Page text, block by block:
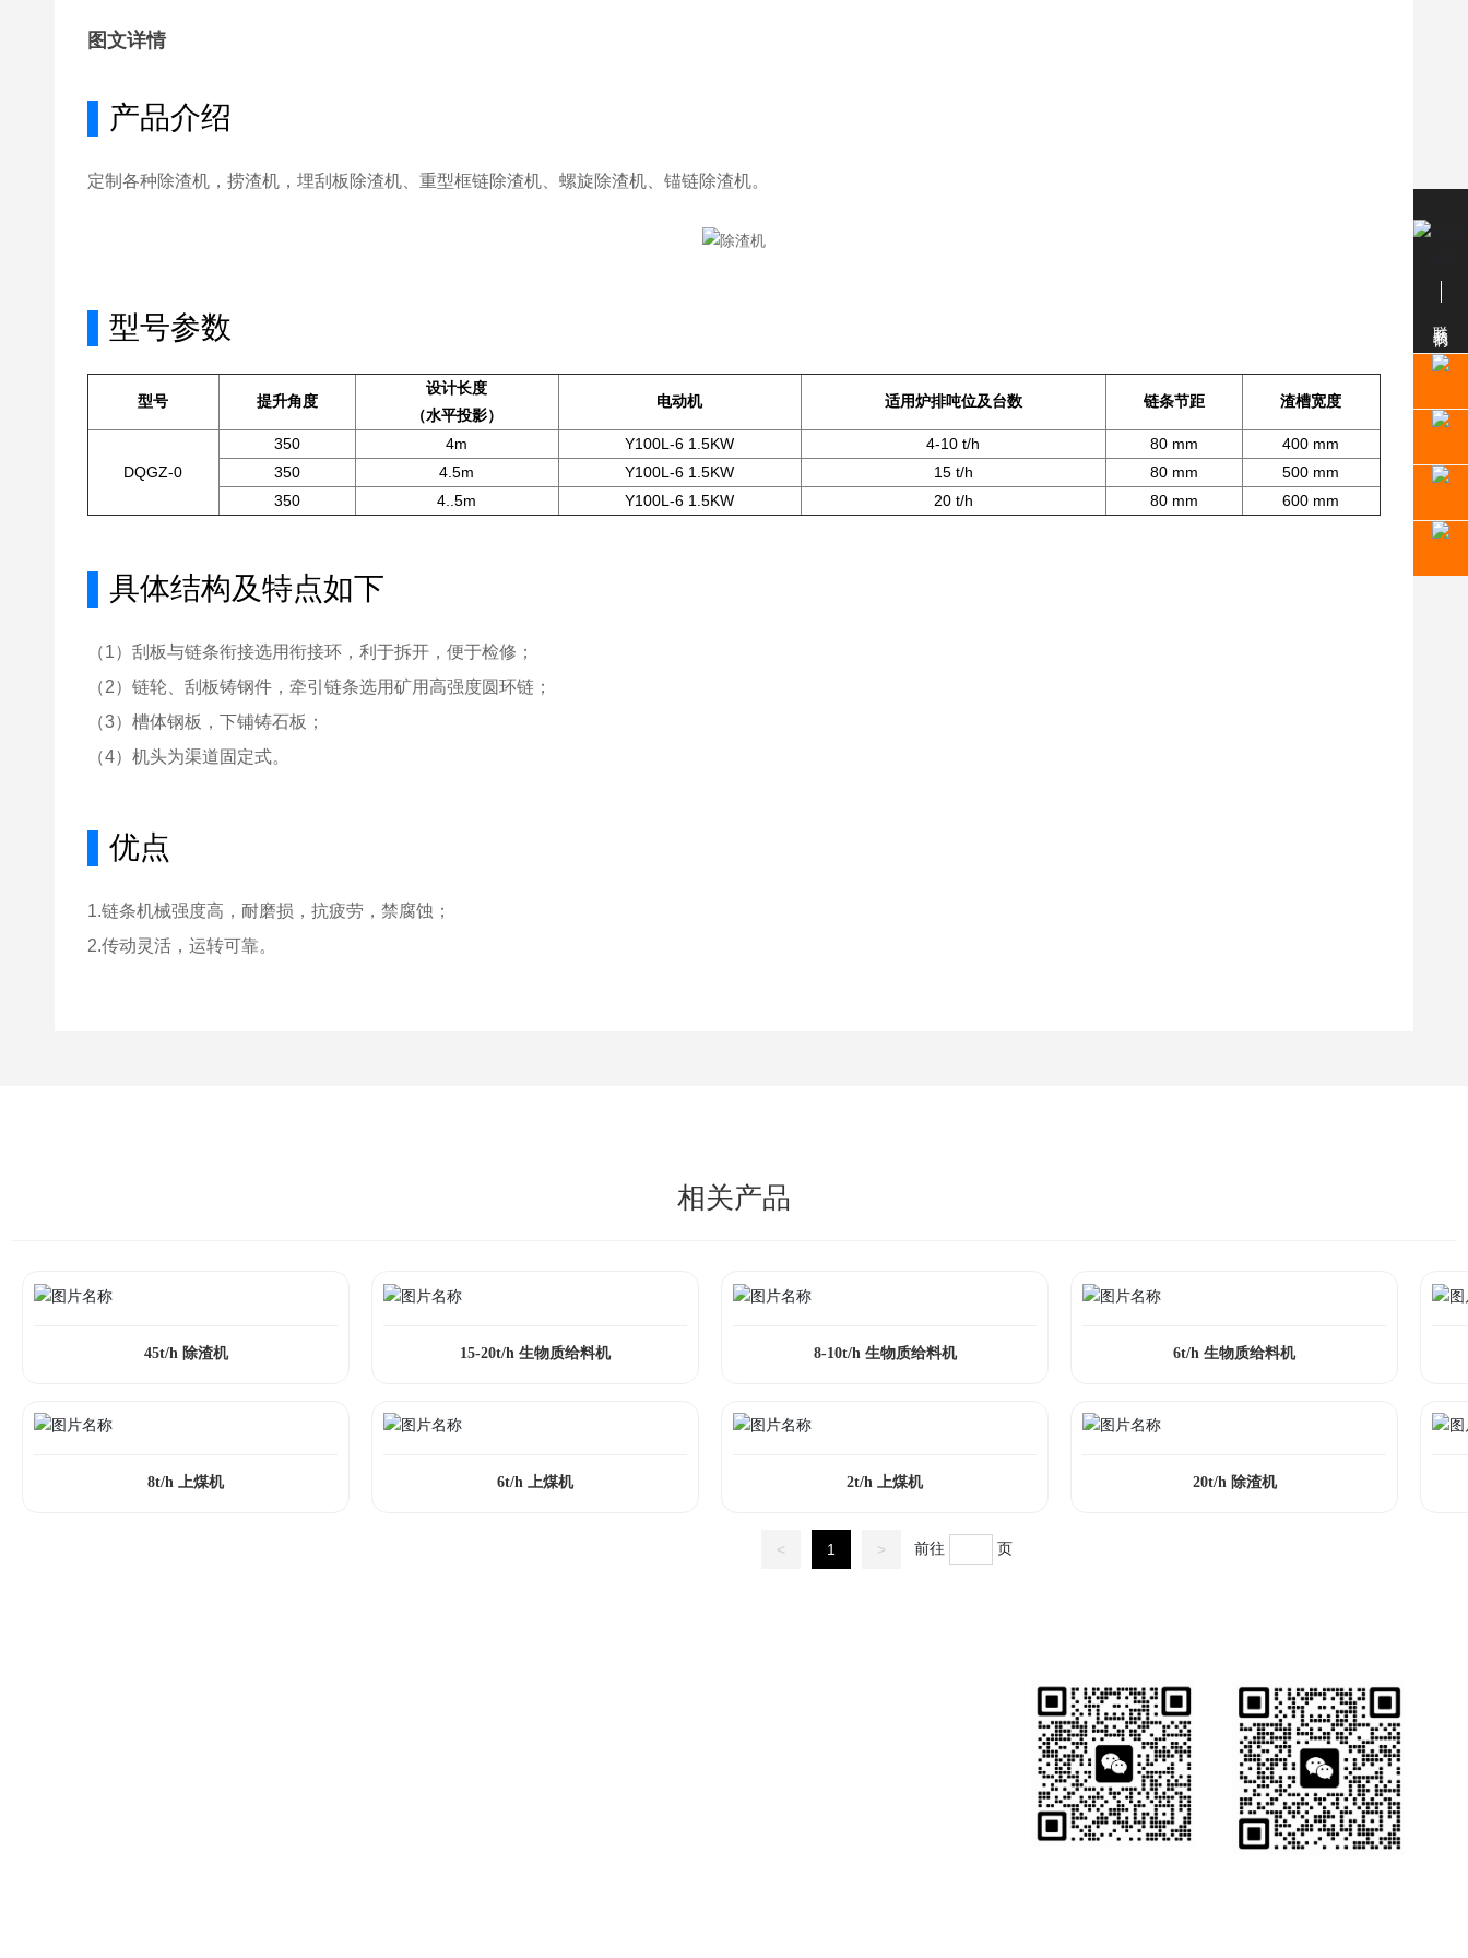
图文详情
产品介绍
定制各种除渣机，捞渣机，埋刮板除渣机、重型框链除渣机、螺旋除渣机、锚链除渣机。
型号参数
型号 提升角度
设计长度
（水平投影）
电动机 适用炉排吨位及台数 链条节距 渣槽宽度
DQGZ-0
350 4m Y100L-6 1.5KW 4-10 t/h 80 mm
400 mm
350
4.5m Y100L-6 1.5KW 15 t/h 80 mm
500 mm
350
4..5m Y100L-6 1.5KW 20 t/h 80 mm 600 mm
具体结构及特点如下
（1）刮板与链条衔接选用衔接环，利于拆开，便于检修；
（2）链轮、刮板铸钢件，牵引链条选用矿用高强度圆环链；
（3）槽体钢板，下铺铸石板；
（4）机头为渠道固定式。
优点
1.链条机械强度高，耐磨损，抗疲劳，禁腐蚀；
2.传动灵活，运转可靠。
相关产品
45t/h 除渣机 15-20t/h 生物质给料机 8-10t/h 生物质给料机 6t/h 生物质给料机
8t/h 上煤机 6t/h 上煤机 2t/h 上煤机 20t/h 除渣机
< 1 > 前往 页